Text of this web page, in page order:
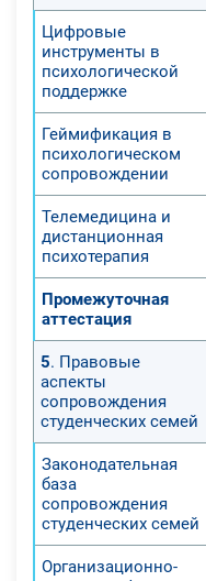
Цифровые
инструменты в
психологической
поддержке
Геймификация в
психологическом
сопровождении
Телемедицина и
дистанционная
психотерапия
Промежуточная
аттестация
5. Правовые
аспекты
сопровождения
студенческих семей
Законодательная
база
сопровождения
студенческих семей
Организационно-